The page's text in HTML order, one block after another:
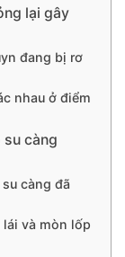
lại gây
đang bị rơ
nhau ở điểm
su càng
càng đã
và mòn lốp